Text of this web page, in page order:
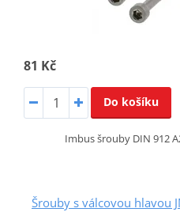
81 Kč
Do košíku
Imbus šrouby DIN 912
Šrouby s válcovou hlavou